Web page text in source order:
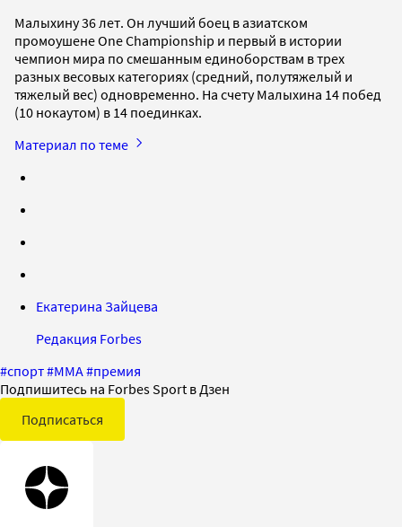
Малыхину 36 лет. Он лучший боец в азиатском
промоушене One Championship и первый в истории
чемпион мира по смешанным единоборствам в трех
разных весовых категориях (средний, полутяжелый и
тяжелый вес) одновременно. На счету Малыхина 14 побед
(10 нокаутом) в 14 поединках.
Материал по теме
Екатерина Зайцева
Редакция Forbes
#спорт#ММА#премия
Подпишитесь на Forbes Sport в Дзен
Подписаться